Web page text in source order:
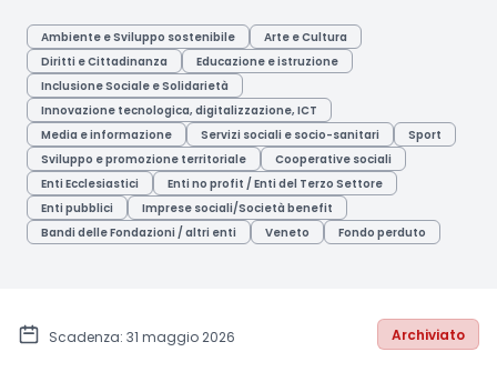
Ambiente e Sviluppo sostenibile
Arte e Cultura
Diritti e Cittadinanza
Educazione e istruzione
Inclusione Sociale e Solidarietà
Innovazione tecnologica, digitalizzazione, ICT
Media e informazione
Servizi sociali e socio-sanitari
Sport
Sviluppo e promozione territoriale
Cooperative sociali
Enti Ecclesiastici
Enti no profit / Enti del Terzo Settore
Enti pubblici
Imprese sociali/Società benefit
Bandi delle Fondazioni / altri enti
Veneto Fondo perduto
Scadenza: 31 maggio 2026 Archiviato